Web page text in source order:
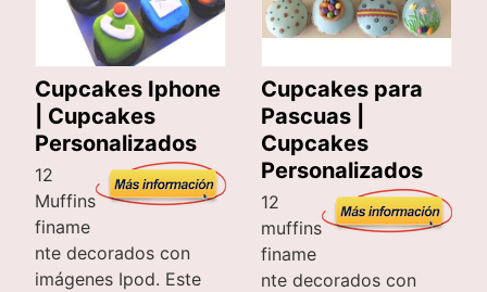
Cupcakes Iphone
| Cupcakes
Personalizados
12
Muffins
finame
nte decorados con
imágenes Ipod. Este
Cupcakes para
Pascuas |
Cupcakes
Personalizados
12
muffins
finame
nte decorados con